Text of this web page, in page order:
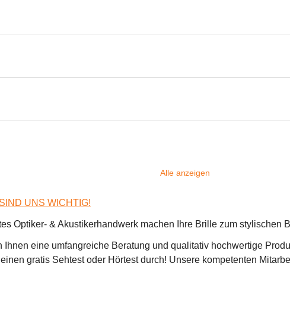
Alle anzeigen
UNS WICHTIG!
Optiker- & Akustikerhandwerk machen Ihre Brille zum stylischen
Ihnen eine umfangreiche Beratung und qualitativ hochwertige
gratis Sehtest oder Hörtest durch! Unsere kompetenten